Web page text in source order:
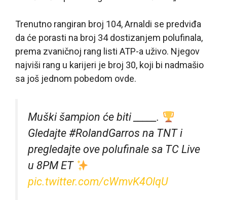
Trenutno rangiran broj 104, Arnaldi se predviđa
da će porasti na broj 34 dostizanjem polufinala,
prema zvaničnoj rang listi ATP-a uživo. Njegov
najviši rang u karijeri je broj 30, koji bi nadmašio
sa još jednom pobedom ovde.
Muški šampion će biti _____.
Gledajte #RolandGarros na TNT i
pregledajte ove polufinale sa TC Live
u 8PM ET
pic.twitter.com/cWmvK4OlqU